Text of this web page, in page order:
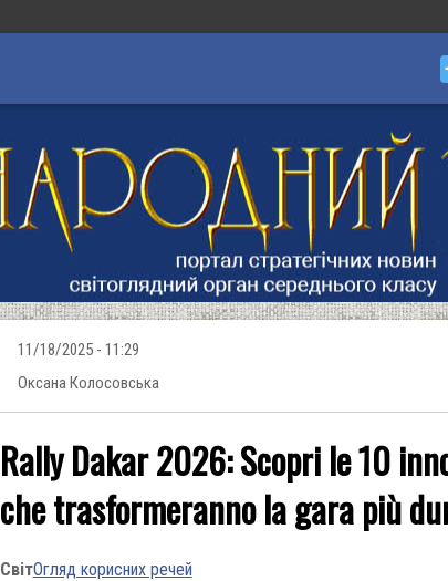
11/18/2025 - 11:29
Оксана Колосовська
Rally Dakar 2026: Scopri le 10
che trasformeranno la gara più
СвітОгляд корисних речей